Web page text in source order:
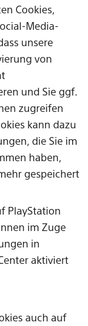
Cookies,
Media-
unsere
von
und Sie ggf.
zugreifen
kann dazu
die Sie im
haben,
gespeichert
PlayStation
im Zuge
in
aktiviert
auch auf